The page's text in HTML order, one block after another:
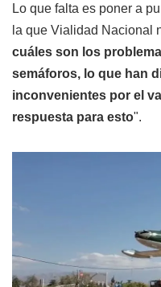
Lo que falta es poner a
la que Vialidad Nacional
cuáles son los
semáforos, lo que han
inconvenientes por el
respuesta para esto".